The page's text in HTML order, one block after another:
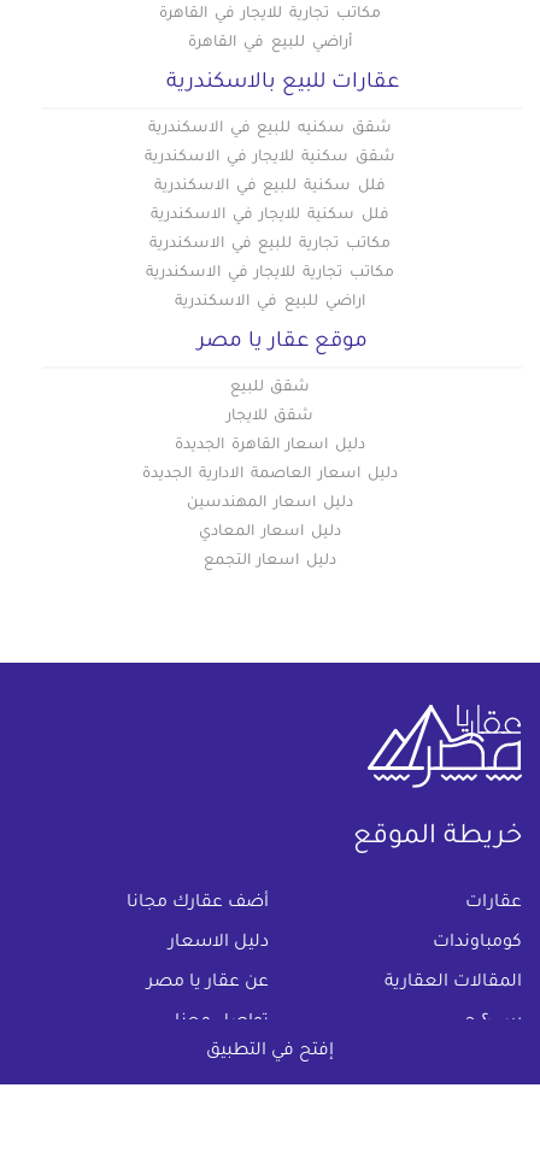
إفتح في التطبيق
مكاتب تجارية للايجار في القاهرة
أراضي للبيع في القاهرة
عقارات للبيع بالاسكندرية
شقق سكنيه للبيع في الاسكندرية
شقق سكنية للايجار في الاسكندرية
فلل سكنية للبيع في الاسكندرية
فلل سكنية للايجار في الاسكندرية
مكاتب تجارية للبيع في الاسكندرية
مكاتب تجارية للايجار في الاسكندرية
اراضي للبيع في الاسكندرية
موقع عقار يا مصر
شقق للبيع
شقق للايجار
دليل اسعار القاهرة الجديدة
دليل اسعار العاصمة الادارية الجديدة
دليل اسعار المهندسين
دليل اسعار المعادي
دليل اسعار التجمع
خريطة الموقع
عقارات أضف عقارك مجانا
كومباوندات دليل الاسعار
المقالات العقارية عن عقار يا مصر
س & ج تواصل معنا